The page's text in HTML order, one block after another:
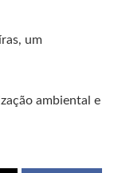
um
ambiental e